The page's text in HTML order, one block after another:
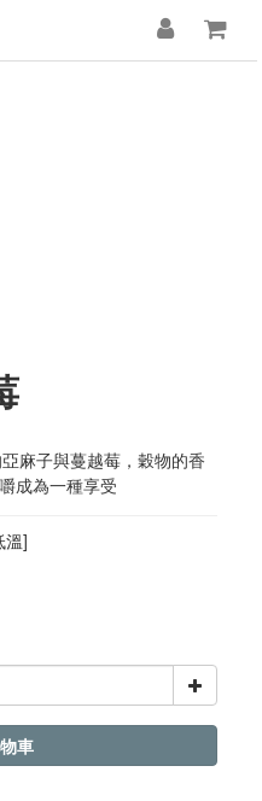
麻子與蔓越莓，穀物的香
成為一種享受
溫]
車